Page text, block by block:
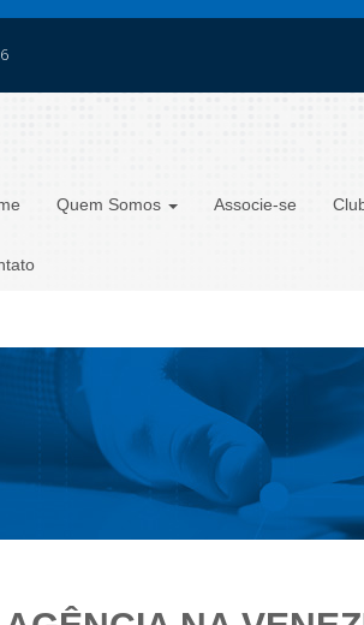
Quem Somos Associe-se